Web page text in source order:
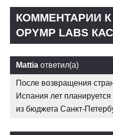
КОММЕНТАРИИ
OPYMP LABS
Mattia ответил(а)
После возвращения
Испания лет
из бюджета Санкт-